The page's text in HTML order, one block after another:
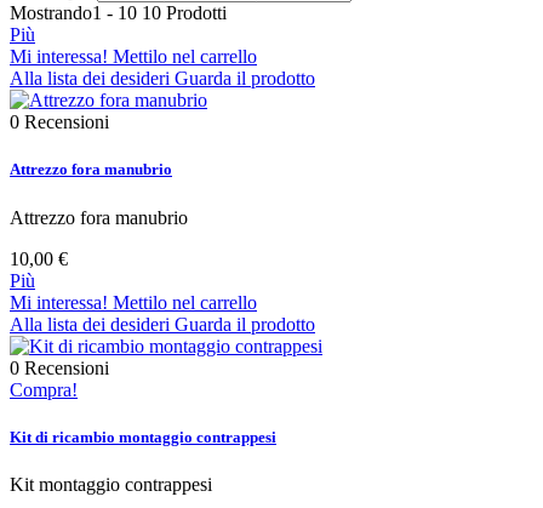
Mostrando1 - 10 10 Prodotti
Più
Mi interessa! Mettilo nel carrello
Alla lista dei desideri Guarda il prodotto
0 Recensioni
Attrezzo fora manubrio
Attrezzo fora manubrio
10,00 €
Più
Mi interessa! Mettilo nel carrello
Alla lista dei desideri Guarda il prodotto
0 Recensioni
Compra!
Kit di ricambio montaggio contrappesi
Kit montaggio contrappesi